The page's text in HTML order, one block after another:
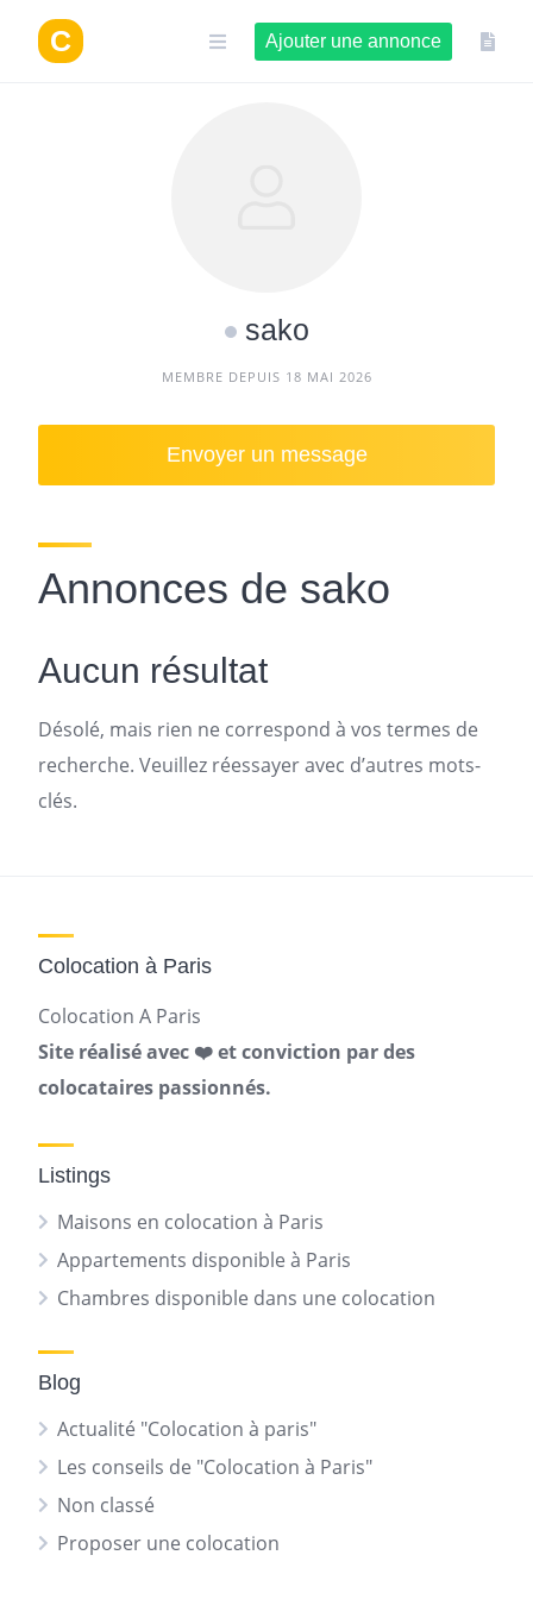
contenu
Ajouter une annonce
sako
MEMBRE DEPUIS 18 MAI 2026
Envoyer un message
Annonces de sako
Aucun résultat
Désolé, mais rien ne correspond à vos termes de
recherche. Veuillez réessayer avec d’autres mots-
clés.
Colocation à Paris
Colocation A Paris
Site réalisé avec ❤️ et conviction par des
colocataires passionnés.
Listings
Maisons en colocation à Paris
Appartements disponible à Paris
Chambres disponible dans une colocation
Blog
Actualité "Colocation à paris"
Les conseils de "Colocation à Paris"
Non classé
Proposer une colocation